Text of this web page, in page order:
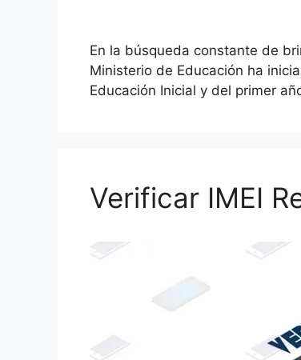
En la búsqueda constante de
Ministerio de Educación ha
Educación Inicial y del primer
Verificar IMEI